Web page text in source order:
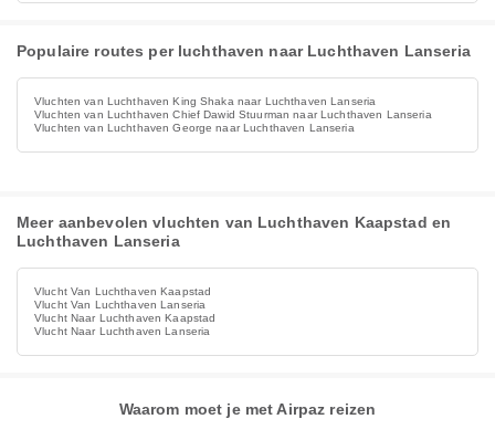
Populaire routes per luchthaven naar Luchthaven Lanseria
Vluchten van Luchthaven King Shaka naar Luchthaven Lanseria
Vluchten van Luchthaven Chief Dawid Stuurman naar Luchthaven Lanseria
Vluchten van Luchthaven George naar Luchthaven Lanseria
Meer aanbevolen vluchten van Luchthaven Kaapstad en
Luchthaven Lanseria
Vlucht Van Luchthaven Kaapstad
Vlucht Van Luchthaven Lanseria
Vlucht Naar Luchthaven Kaapstad
Vlucht Naar Luchthaven Lanseria
Waarom moet je met Airpaz reizen